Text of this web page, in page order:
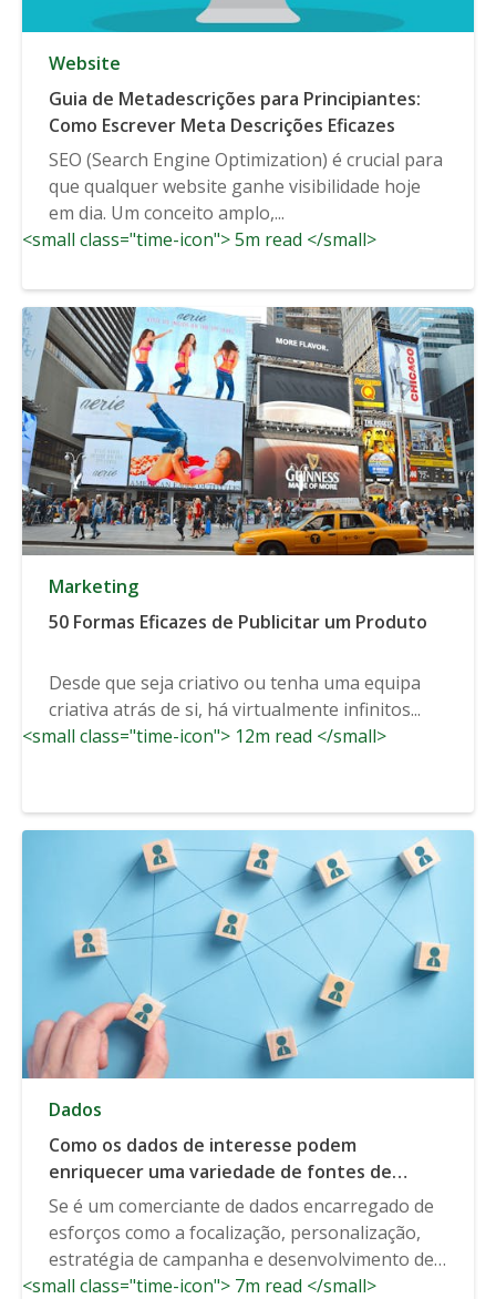
Website
Guia de Metadescrições para Principiantes:
Como Escrever Meta Descrições Eficazes
SEO (Search Engine Optimization) é crucial para
que qualquer website ganhe visibilidade hoje
em dia. Um conceito amplo,...
<small class="time-icon"> 5m read </small>
Marketing
50 Formas Eficazes de Publicitar um Produto
Desde que seja criativo ou tenha uma equipa
criativa atrás de si, há virtualmente infinitos...
<small class="time-icon"> 12m read </small>
Dados
Como os dados de interesse podem
enriquecer uma variedade de fontes de
dados
Se é um comerciante de dados encarregado de
esforços como a focalização, personalização,
estratégia de campanha e desenvolvimento de
produtos,...
<small class="time-icon"> 7m read </small>